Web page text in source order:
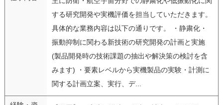
する研究開発や実機評価を担当していただきます。
具体的な業務内容は以下の通りです。 ・静粛化・
振動抑制に関わる新技術の研究開発の計画と実施
(製品開発時の技術課題の抽出や解決策の検討を含
みます) ・要素レベルから実機製品の実験・計測に
関する計画立案、実行、デ...